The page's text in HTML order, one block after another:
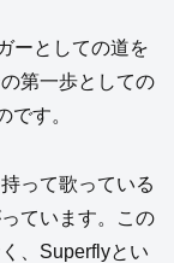
ーとしての道を
第一歩としての
です。
って歌っている
ています。この
、Superflyとい